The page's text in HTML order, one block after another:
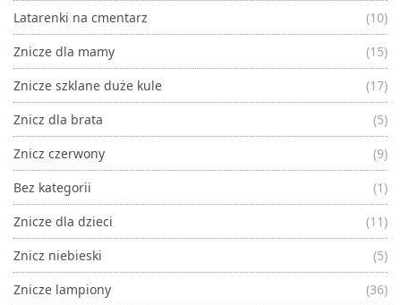
Latarenki na cmentarz
(10)
Znicze dla mamy
(15)
Znicze szklane duże kule
(17)
Znicz dla brata
(5)
Znicz czerwony
(9)
Bez kategorii
(1)
Znicze dla dzieci
(11)
Znicz niebieski
(5)
Znicze lampiony
(36)